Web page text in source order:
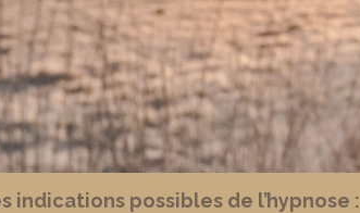
indications possibles de l’hypnose :